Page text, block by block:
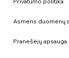
Asmens duomenų
Pranešėjų apsauga